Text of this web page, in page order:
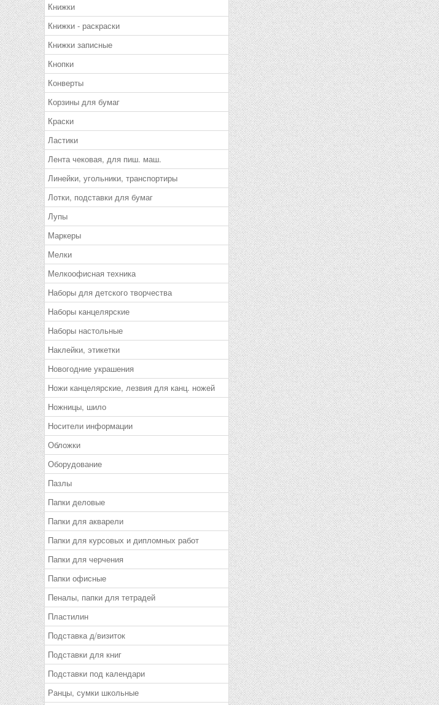
Книжки
Книжки - раскраски
Книжки записные
Кнопки
Конверты
Корзины для бумаг
Краски
Ластики
Лента чековая, для пиш. маш.
Линейки, угольники, транспортиры
Лотки, подставки для бумаг
Лупы
Маркеры
Мелки
Мелкоофисная техника
Наборы для детского творчества
Наборы канцелярские
Наборы настольные
Наклейки, этикетки
Новогодние украшения
Ножи канцелярские, лезвия для канц. ножей
Ножницы, шило
Носители информации
Обложки
Оборудование
Пазлы
Папки деловые
Папки для акварели
Папки для курсовых и дипломных работ
Папки для черчения
Папки офисные
Пеналы, папки для тетрадей
Пластилин
Подставка д/визиток
Подставки для книг
Подставки под календари
Ранцы, сумки школьные